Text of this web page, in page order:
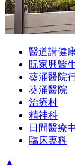
醫道講健
阮家興醫
葵涌醫院
葵涌醫院
治療村
精神科
日間醫療
臨床專科
▲